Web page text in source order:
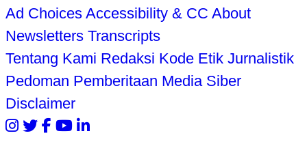
Ad Choices Accessibility & CC About
Newsletters Transcripts
Tentang Kami Redaksi Kode Etik Jurnalistik
Pedoman Pemberitaan Media Siber
Disclaimer